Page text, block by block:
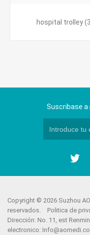
hospital trolley
Suscribase
Copyright © 2026 Suzhou
reservados.
Politica de
Dirección: No. 11, est
electronico: